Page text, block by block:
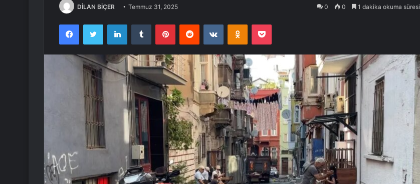
DİLAN BİÇER Temmuz 31, 2025 0 0 1 dakika okuma süresi
FacebookTwitter LinkedInTumblr PinterestReddit VKontakteOdnoklassniki
Pocket